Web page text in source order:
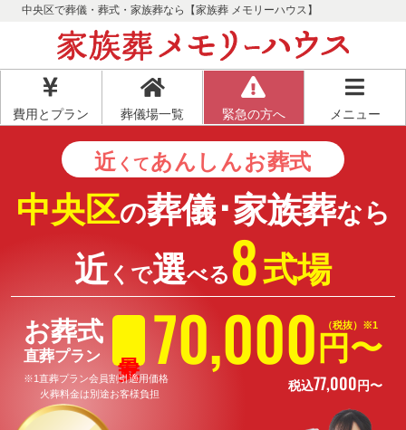
中央区で葬儀・葬式・家族葬なら【家族葬 メモリーハウス】
費用とプラン 葬儀場一覧 緊急の方へ メニュー
近 くてあんしんお葬式
中央区の葬儀･家族葬なら
近 くで選べる8式場
お葬式
直葬プラン 70,000 円〜
（税抜）※1
税込77,000円〜
※1直葬プラン会員割引適用価格
火葬料金は別途お客様負担